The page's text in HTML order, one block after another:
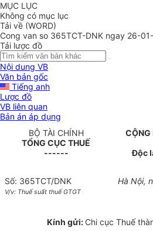
MỤC LỤC
Không có mục lục
Tải về (WORD)
Cong van so 365TCT-DNK ngay 26-
Tải lược đồ
Nội dung VB
Văn bản gốc
Tiếng anh
Lược đồ
VB liên quan
Bản án áp dụng
BỘ TÀI CHÍNH
TỔNG CỤC THUẾ
------
CỘNG
Độc
Số: 365TCT/DNK
V/v: Thuế suất thuế GTGT
Hà Nội,
Kính gửi: Chi cục Thuế